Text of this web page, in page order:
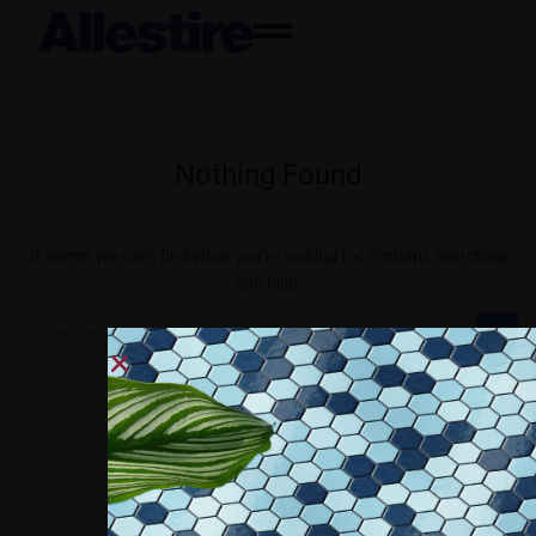
Collaboriamo con